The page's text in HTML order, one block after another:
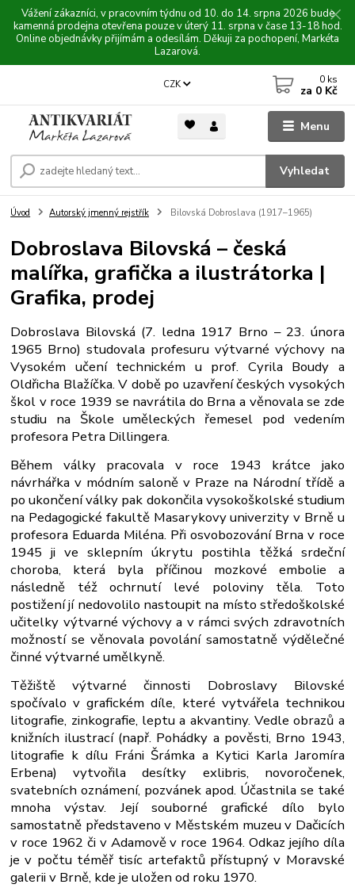
Vážení zákazníci, v pracovním týdnu od 10. do 14. srpna 2026 bude
kamenná prodejna otevřena pouze v úterý 11. srpna v čase 13-18 hod.
Online objednávky přijímám a odesílám. Děkuji za pochopení, Markéta
Lazarová.
Menu
CZK
Vyhledat
0 ks
za 0 Kč
Úvod Autorský jmenný rejstřík Bilovská Dobroslava (1917–1965)
Dobroslava Bilovská – česká
malířka, grafička a ilustrátorka |
Grafika, prodej
Dobroslava Bilovská (7. ledna 1917 Brno – 23. února
1965 Brno) studovala profesuru výtvarné výchovy na
Vysokém učení technickém u prof. Cyrila Boudy a
Oldřicha Blažíčka. V době po uzavření českých vysokých
škol v roce 1939 se navrátila do Brna a věnovala se zde
studiu na Škole uměleckých řemesel pod vedením
profesora Petra Dillingera.
Během války pracovala v roce 1943 krátce jako
návrhářka v módním saloně v Praze na Národní třídě a
po ukončení války pak dokončila vysokoškolské studium
na Pedagogické fakultě Masarykovy univerzity v Brně u
profesora Eduarda Miléna. Při osvobozování Brna v roce
1945 ji ve sklepním úkrytu postihla těžká srdeční
choroba, která byla příčinou mozkové embolie a
následně též ochrnutí levé poloviny těla. Toto
postižení jí nedovolilo nastoupit na místo středoškolské
učitelky výtvarné výchovy a v rámci svých zdravotních
možností se věnovala povolání samostatně výdělečné
činné výtvarné umělkyně.
Těžiště výtvarné činnosti Dobroslavy Bilovské
spočívalo v grafickém díle, které vytvářela technikou
litografie, zinkografie, leptu a akvantiny. Vedle obrazů a
knižních ilustrací (např. Pohádky a pověsti, Brno 1943,
litografie k dílu Fráni Šrámka a Kytici Karla Jaromíra
Erbena) vytvořila desítky exlibris, novoročenek,
svatebních oznámení, pozvánek apod. Účastnila se také
mnoha výstav. Její souborné grafické dílo bylo
samostatně představeno v Městském muzeu v Dačicích
v roce 1962 či v Adamově v roce 1964. Odkaz jejího díla
je v počtu téměř tisíc artefaktů přístupný v Moravské
galerii v Brně, kde je uložen od roku 1970.